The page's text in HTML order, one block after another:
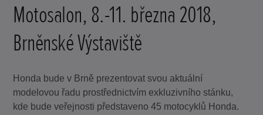
Motosalon, 8.-11. března 2018,
Brněnské Výstaviště
Honda bude v Brně prezentovat svou aktuální
modelovou řadu prostřednictvím exkluzivního stánku,
kde bude veřejnosti představeno 45 motocyklů Honda.